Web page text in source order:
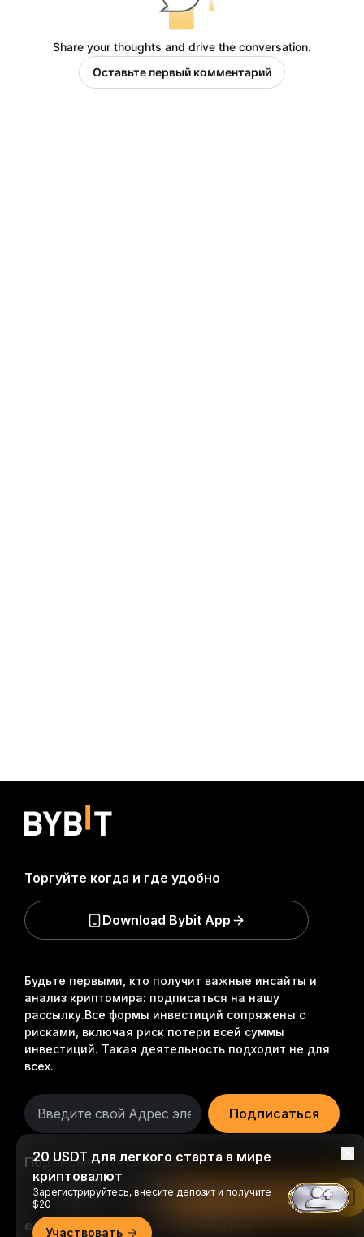
Share your thoughts and drive the conversation.
Оставьте первый комментарий
Будьте первыми, кто получит важные инсайты и
анализ криптомира: подписаться на нашу
рассылку.Все формы инвестиций сопряжены с
рисками, включая риск потери всей суммы
инвестиций. Такая деятельность подходит не для
всех.
Подписаться
Подписывайтесь на нас
© 2018-2026 Bybit.com. Все права защищены.
Торгуйте когда и где удобно
Download Bybit App
20 USDT для легкого старта в мире
криптовалют
Зарегистрируйтесь, внесите депозит и получите
$20
Участвовать
Читать в приложении Bybit